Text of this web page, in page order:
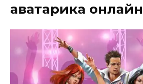
аватарика онлайн